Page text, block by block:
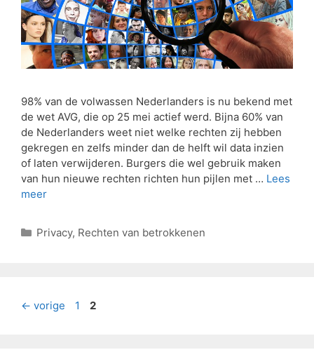
98% van de volwassen Nederlanders is nu bekend met
de wet AVG, die op 25 mei actief werd. Bijna 60% van
de Nederlanders weet niet welke rechten zij hebben
gekregen en zelfs minder dan de helft wil data inzien
of laten verwijderen. Burgers die wel gebruik maken
van hun nieuwe rechten richten hun pijlen met … Lees
meer
Privacy, Rechten van betrokkenen
← vorige 1 2